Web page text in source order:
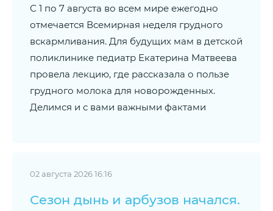
С 1 по 7 августа во всем мире ежегодно
отмечается Всемирная неделя грудного
вскармливания. Для будущих мам в детской
поликлинике педиатр Екатерина Матвеева
провела лекцию, где рассказала о пользе
грудного молока для новорожденных.
Делимся и с вами важными фактами
02 августа 2026 16:16
Сезон дынь и арбузов начался.